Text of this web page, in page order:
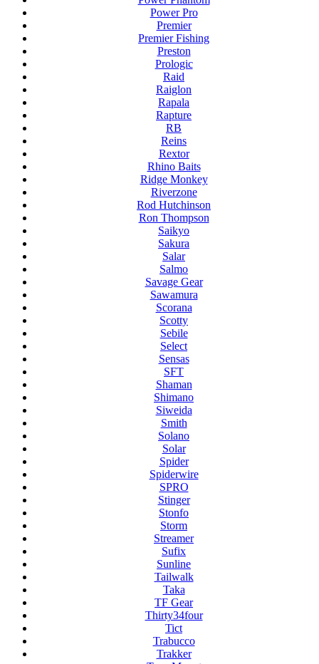
Power Pro
Premier
Premier Fishing
Preston
Prologic
Raid
Raiglon
Rapala
Rapture
RB
Reins
Rextor
Rhino Baits
Ridge Monkey
Riverzone
Rod Hutchinson
Ron Thompson
Saikyo
Sakura
Salar
Salmo
Savage Gear
Sawamura
Scorana
Scotty
Sebile
Select
Sensas
SFT
Shaman
Shimano
Siweida
Smith
Solano
Solar
Spider
Spiderwire
SPRO
Stinger
Stonfo
Storm
Streamer
Sufix
Sunline
Tailwalk
Taka
TF Gear
Thirty34four
Tict
Trabucco
Trakker